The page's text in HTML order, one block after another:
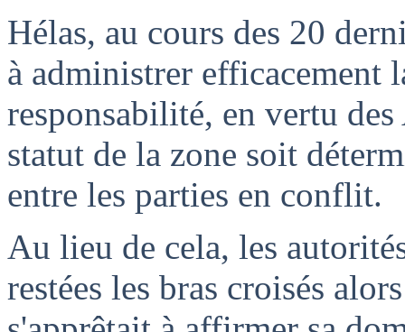
Hélas, au cours des 20
à administrer efficacement
responsabilité, en vertu
statut de la zone soit
entre les parties en conflit.
Au lieu de cela, les
restées les bras croisés